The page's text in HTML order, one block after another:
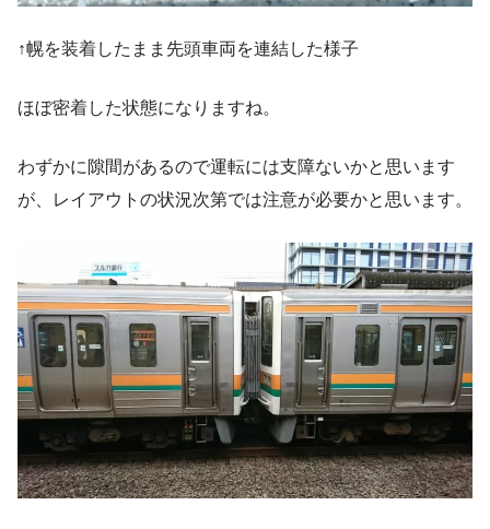
↑幌を装着したまま先頭車両を連結した様子
ほぼ密着した状態になりますね。
わずかに隙間があるので運転には支障ないかと思います
が、レイアウトの状況次第では注意が必要かと思います。